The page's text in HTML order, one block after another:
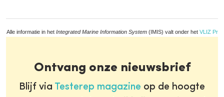
Alle informatie in het Integrated Marine Information System (IMIS) valt onder het VLIZ
Ontvang onze nieuwsbrief
Blijf via Testerep magazine op de hoogte